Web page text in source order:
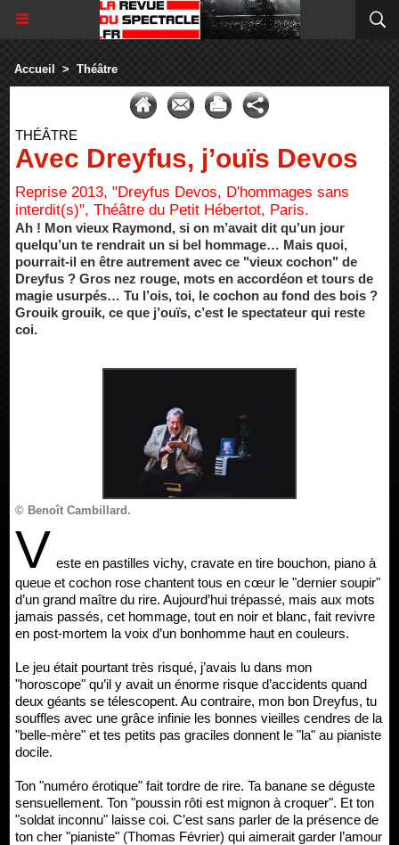
Accueil > Théâtre
THÉÂTRE
Avec Dreyfus, j’ouïs Devos
Reprise 2013, "Dreyfus Devos, D'hommages sans
interdit(s)", Théâtre du Petit Hébertot, Paris.
Ah ! Mon vieux Raymond, si on m’avait dit qu’un jour
quelqu’un te rendrait un si bel hommage… Mais quoi,
pourrait-il en être autrement avec ce "vieux cochon" de
Dreyfus ? Gros nez rouge, mots en accordéon et tours de
magie usurpés… Tu l’ois, toi, le cochon au fond des bois ?
Grouik grouik, ce que j’ouïs, c’est le spectateur qui reste
coi.
© Benoît Cambillard.
V este en pastilles vichy, cravate en tire bouchon, piano à
queue et cochon rose chantent tous en cœur le "dernier soupir"
d’un grand maître du rire. Aujourd’hui trépassé, mais aux mots
jamais passés, cet hommage, tout en noir et blanc, fait revivre
en post-mortem la voix d’un bonhomme haut en couleurs.
Le jeu était pourtant très risqué, j’avais lu dans mon
"horoscope" qu’il y avait un énorme risque d’accidents quand
deux géants se télescopent. Au contraire, mon bon Dreyfus, tu
souffles avec une grâce infinie les bonnes vieilles cendres de la
"belle-mère" et tes petits pas graciles donnent le "la" au pianiste
docile.
Ton "numéro érotique" fait tordre de rire. Ta banane se déguste
sensuellement. Ton "poussin rôti est mignon à croquer". Et ton
"soldat inconnu" laisse coi. C’est sans parler de la présence de
ton cher "pianiste" (Thomas Février) qui aimerait garder l’amour